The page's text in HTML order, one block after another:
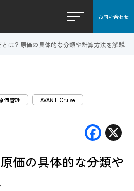
お問い合わせ
とは？原価の具体的な分類や計算方法を解説
価管理
AVANT Cruise
F
e
価の具体的な分類や